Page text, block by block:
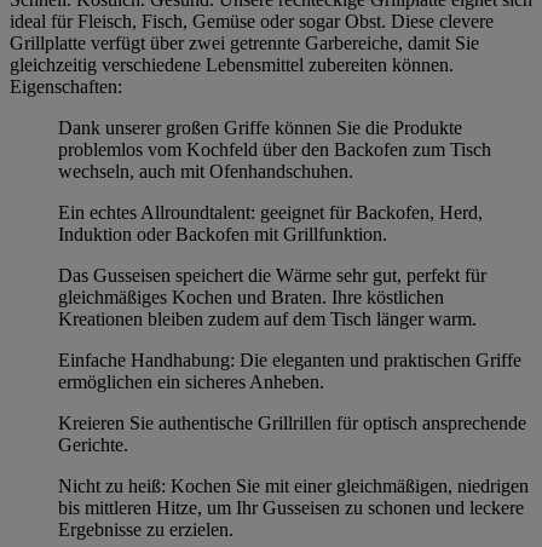
ideal für Fleisch, Fisch, Gemüse oder sogar Obst. Diese clevere
Grillplatte verfügt über zwei getrennte Garbereiche, damit Sie
gleichzeitig verschiedene Lebensmittel zubereiten können.
Eigenschaften:
Dank unserer großen Griffe können Sie die Produkte
problemlos vom Kochfeld über den Backofen zum Tisch
wechseln, auch mit Ofenhandschuhen.
Ein echtes Allroundtalent: geeignet für Backofen, Herd,
Induktion oder Backofen mit Grillfunktion.
Das Gusseisen speichert die Wärme sehr gut, perfekt für
gleichmäßiges Kochen und Braten. Ihre köstlichen
Kreationen bleiben zudem auf dem Tisch länger warm.
Einfache Handhabung: Die eleganten und praktischen Griffe
ermöglichen ein sicheres Anheben.
Kreieren Sie authentische Grillrillen für optisch ansprechende
Gerichte.
Nicht zu heiß: Kochen Sie mit einer gleichmäßigen, niedrigen
bis mittleren Hitze, um Ihr Gusseisen zu schonen und leckere
Ergebnisse zu erzielen.